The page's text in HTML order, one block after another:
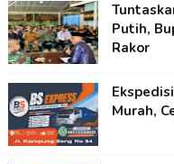
Putih,
Rakor
Murah,